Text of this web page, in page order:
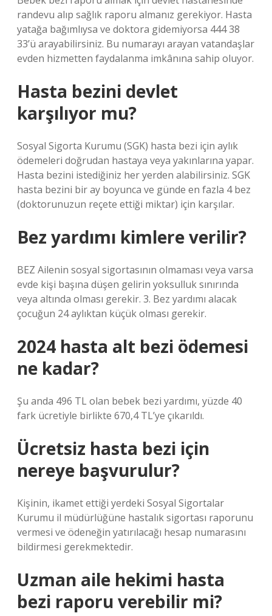
randevu alıp sağlık raporu almanız gerekiyor. Hasta
yatağa bağımlıysa ve doktora gidemiyorsa 444 38
33’ü arayabilirsiniz. Bu numarayı arayan vatandaşlar
evden hizmetten faydalanma imkânına sahip oluyor.
Hasta bezini devlet
karşılıyor mu?
Sosyal Sigorta Kurumu (SGK) hasta bezi için aylık
ödemeleri doğrudan hastaya veya yakınlarına yapar.
Hasta bezini istediğiniz her yerden alabilirsiniz. SGK
hasta bezini bir ay boyunca ve günde en fazla 4 bez
(doktorunuzun reçete ettiği miktar) için karşılar.
Bez yardımı kimlere verilir?
BEZ Ailenin sosyal sigortasının olmaması veya varsa
evde kişi başına düşen gelirin yoksulluk sınırında
veya altında olması gerekir. 3. Bez yardımı alacak
çocuğun 24 aylıktan küçük olması gerekir.
2024 hasta alt bezi ödemesi
ne kadar?
Şu anda 496 TL olan bebek bezi yardımı, yüzde 40
fark ücretiyle birlikte 670,4 TL’ye çıkarıldı.
Ücretsiz hasta bezi için
nereye başvurulur?
Kişinin, ikamet ettiği yerdeki Sosyal Sigortalar
Kurumu il müdürlüğüne hastalık sigortası raporunu
vermesi ve ödeneğin yatırılacağı hesap numarasını
bildirmesi gerekmektedir.
Uzman aile hekimi hasta
bezi raporu verebilir mi?